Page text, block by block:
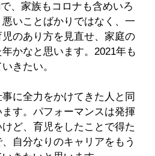
、家族もコロナも含めいろ
いことばかりではなく、一
のあり方を見直せ、家庭の
かなと思います。2021年も
きたい。
に全力をかけてきた人と同
す。パフォーマンスは発揮
ど、育児をしたことで得た
自分なりのキャリアをもう